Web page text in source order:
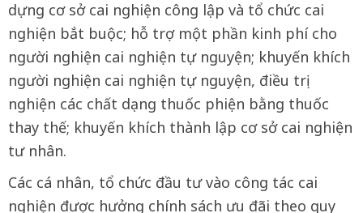
dựng cơ sở cai nghiện công lập và tổ chức cai
nghiện bắt buộc; hỗ trợ một phần kinh phí cho
người nghiện cai nghiện tự nguyện; khuyến khích
người nghiện cai nghiện tự nguyện, điều trị
nghiện các chất dạng thuốc phiện bằng thuốc
thay thế; khuyến khích thành lập cơ sở cai nghiện
tư nhân.
Các cá nhân, tổ chức đầu tư vào công tác cai
nghiện được hưởng chính sách ưu đãi theo quy